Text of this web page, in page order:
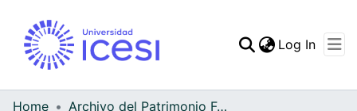
Log In
Home
Archivo del Patrimonio Fotográfico y Fílmico del Valle del Cauca